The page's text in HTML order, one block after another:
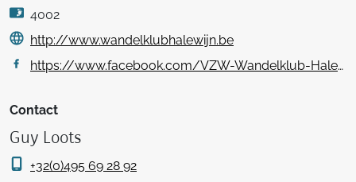
4002
http://www.wandelklubhalewijn.be
https://www.facebook.com/VZW-Wandelklub-Halewijn-217502391718614/
Contact
Guy Loots
+32(0)495 69 28 92